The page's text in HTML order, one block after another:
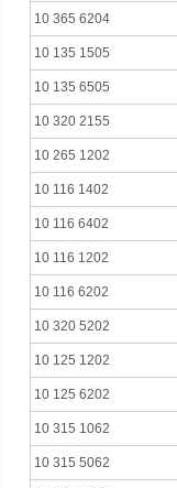
10 365 6204
10 135 1505
10 135 6505
10 320 2155
10 265 1202
10 116 1402
10 116 6402
10 116 1202
10 116 6202
10 320 5202
10 125 1202
10 125 6202
10 315 1062
10 315 5062